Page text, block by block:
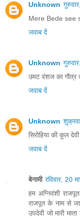
Unknown
Mere Bede see
जवाब दें
Unknown
उमट वंशज का गौत्र
जवाब दें
Unknown
सिरोहिया की कुल
जवाब दें
बेनामी रविवार, 20
हम अग्निवंशी
राजपूत के नाम से
उपदेवी जो मारी